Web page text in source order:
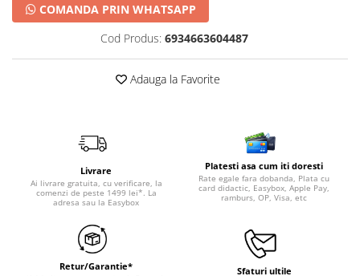
COMANDA PRIN WHATSAPP
Cod Produs: 6934663604487
Adauga la Favorite
Livrare
Ai livrare gratuita, cu verificare, la
comenzi de peste 1499 lei*. La
adresa sau la Easybox
Platesti asa cum iti doresti
Rate egale fara dobanda, Plata cu
card didactic, Easybox, Apple Pay,
ramburs, OP, Visa, etc
Retur/Garantie* Sfaturi ultile